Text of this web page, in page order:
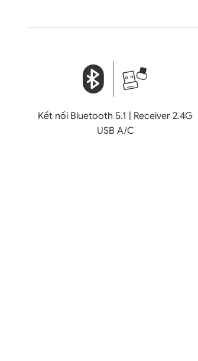
Kết nối Bluetooth 5.1 | Receiver 2.4G
USB A/C